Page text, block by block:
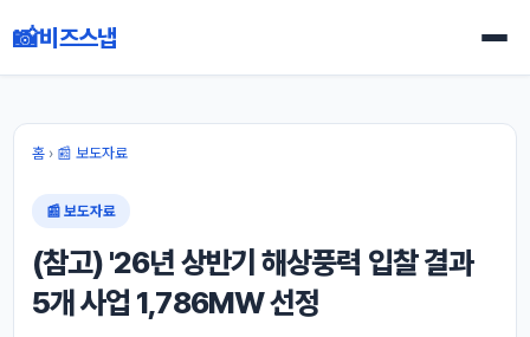
📸비즈스냅
홈› 📰 보도자료
📰 보도자료
(참고) '26년 상반기 해상풍력 입찰 결과
5개 사업 1,786MW 선정